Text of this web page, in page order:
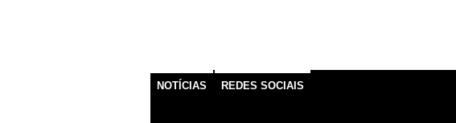
NOTÍCIAS REDES SOCIAIS